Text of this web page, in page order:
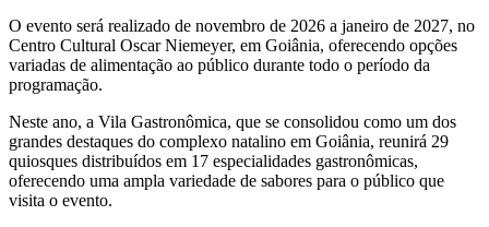
O evento será realizado de novembro de 2026 a janeiro de 2027, no
Centro Cultural Oscar Niemeyer, em Goiânia, oferecendo opções
variadas de alimentação ao público durante todo o período da
programação.
Neste ano, a Vila Gastronômica, que se consolidou como um dos
grandes destaques do complexo natalino em Goiânia, reunirá 29
quiosques distribuídos em 17 especialidades gastronômicas,
oferecendo uma ampla variedade de sabores para o público que
visita o evento.